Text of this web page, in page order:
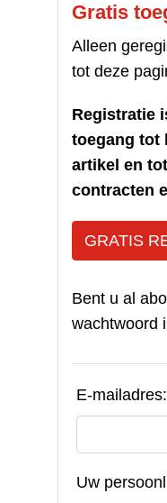
Gratis
Alleen
tot deze
Registratie
toegang tot
artikel en
contracten
GRATIS
Bent u al
wachtwoord
E-mailadres:
Uw